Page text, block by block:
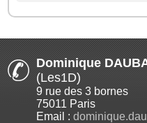
Dominique
(Les1D)
9 rue des 3 bornes
75011 Paris
Email :